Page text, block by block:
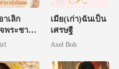
าเลิก
พระชายา
ะ
เมีย(เก่า)ฉันเป็น
เศรษฐี
Axel Bob